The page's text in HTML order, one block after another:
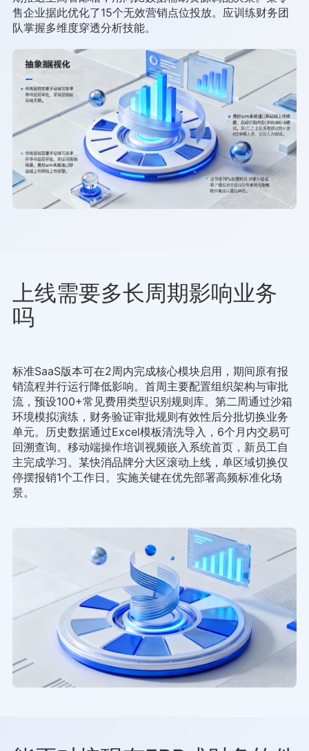
售企业据此优化了15个无效营销点位投放。应训练财务团
队掌握多维度穿透分析技能。
上线需要多长周期影响业务
吗
标准SaaS版本可在2周内完成核心模块启用，期间原有报
销流程并行运行降低影响。首周主要配置组织架构与审批
流，预设100+常见费用类型识别规则库。第二周通过沙箱
环境模拟演练，财务验证审批规则有效性后分批切换业务
单元。历史数据通过Excel模板清洗导入，6个月内交易可
回溯查询。移动端操作培训视频嵌入系统首页，新员工自
主完成学习。某快消品牌分大区滚动上线，单区域切换仅
停摆报销1个工作日。实施关键在优先部署高频标准化场
景。